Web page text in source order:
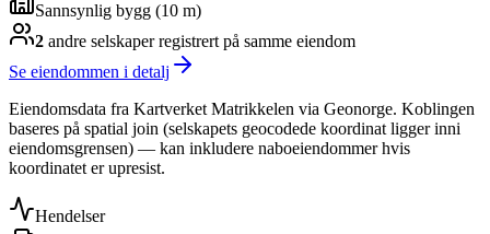
Sannsynlig bygg (10 m)
2 andre selskaperregistrert på samme eiendom
Se eiendommen i detalj
Eiendomsdata fra Kartverket Matrikkelen via Geonorge. Koblingen
baseres på spatial join (selskapets geocodede koordinat ligger inni
eiendomsgrensen) — kan inkludere naboeiendommer hvis
koordinatet er upresist.
Hendelser